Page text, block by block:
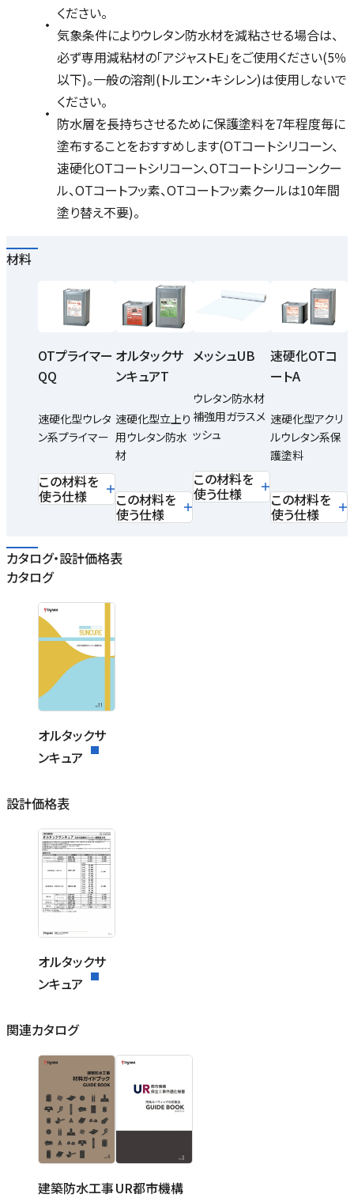
ください。
気象条件によりウレタン防水材を減粘させる場合は、
必ず専用減粘材の「アジャストE」をご使用ください(5％
以下)。一般の溶剤(トルエン・キシレン)は使用しないで
ください。
防水層を長持ちさせるために保護塗料を7年程度毎に
塗布することをおすすめします(OTコートシリコーン、
速硬化OTコートシリコーン、OTコートシリコーンクー
ル、OTコートフッ素、OTコートフッ素クールは10年間
塗り替え不要)。
材料
OTプライマー
QQ
速硬化型ウレタ
ン系プライマー
この材料を
使う仕様
オルタックサ
ンキュアT
速硬化型立上り
用ウレタン防水
材
この材料を
使う仕様
メッシュUB
ウレタン防水材
補強用ガラスメ
ッシュ
この材料を
使う仕様
速硬化OTコ
ートA
速硬化型アクリ
ルウレタン系保
護塗料
この材料を
使う仕様
カタログ・設計価格表
カタログ
オルタックサ
ンキュア
設計価格表
オルタックサ
ンキュア
関連カタログ
建築防水工事UR都市機構